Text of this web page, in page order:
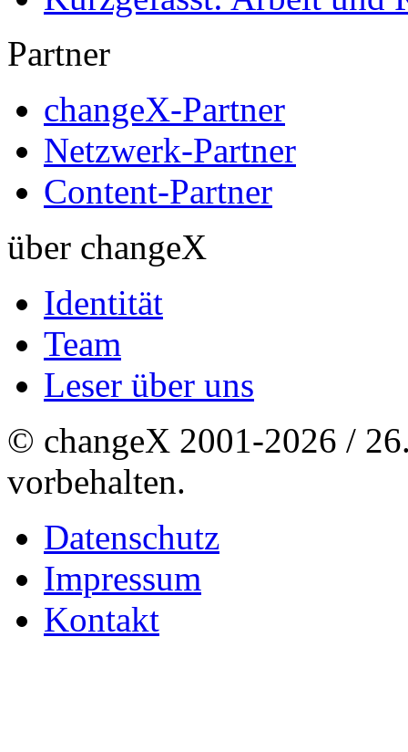
Partner
changeX-Partner
Netzwerk-Partner
Content-Partner
über changeX
Identität
Team
Leser über uns
© changeX 2001-2026 /
vorbehalten.
Datenschutz
Impressum
Kontakt